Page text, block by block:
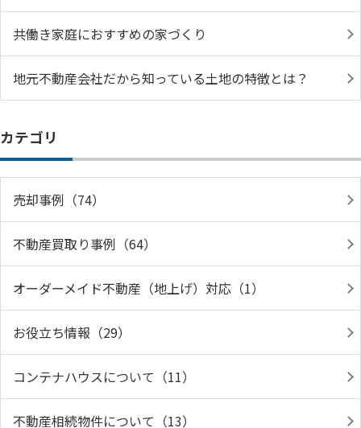
共働き家庭におすすめの家づくり
地元不動産会社だから知っている土地の特徴とは？
カテゴリ
売却事例（74）
不動産買取り事例（64）
オーダーメイド不動産（地上げ）対応（1）
お役立ち情報（29）
コンテナハウスについて（11）
不動産相続物件について（13）